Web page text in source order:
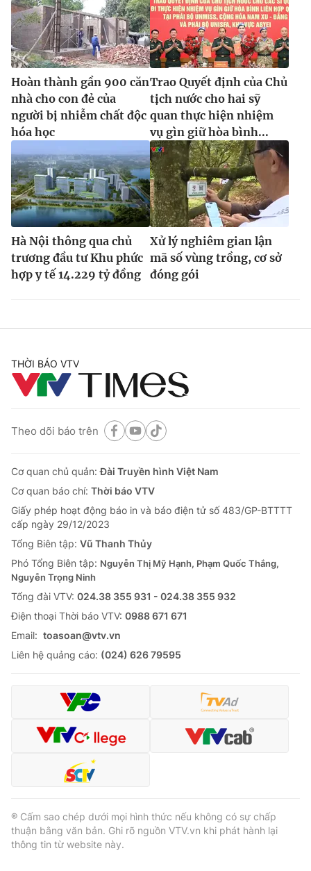
Hoàn thành gần 900 căn
nhà cho con đẻ của
người bị nhiễm chất độc
hóa học
Trao Quyết định của Chủ
tịch nước cho hai sỹ
quan thực hiện nhiệm
vụ gìn giữ hòa bình...
Hà Nội thông qua chủ
trương đầu tư Khu phức
hợp y tế 14.229 tỷ đồng
Xử lý nghiêm gian lận
mã số vùng trồng, cơ sở
đóng gói
THỜI BÁO VTV
Theo dõi báo trên
Cơ quan chủ quản:Đài Truyền hình Việt Nam
Cơ quan báo chí: Thời báo VTV
Giấy phép hoạt động báo in và báo điện tử số 483/GP-BTTTT
cấp ngày 29/12/2023
Tổng Biên tập: Vũ Thanh Thủy
Phó Tổng Biên tập: Nguyễn Thị Mỹ Hạnh, Phạm Quốc Thắng,
Nguyễn Trọng Ninh
Tổng đài VTV: 024.38 355 931 - 024.38 355 932
Ðiện thoại Thời báo VTV: 0988 671 671
Email: toasoan@vtv.vn
Liên hệ quảng cáo: (024) 626 79595
® Cấm sao chép dưới mọi hình thức nếu không có sự chấp
thuận bằng văn bản. Ghi rõ nguồn VTV.vn khi phát hành lại
thông tin từ website này.